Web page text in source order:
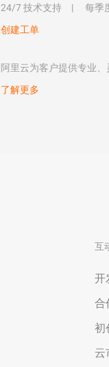
24/7 技术支持 每季
创建工单
阿里云为客户提供专业
了解更多
互
开
合
初
云